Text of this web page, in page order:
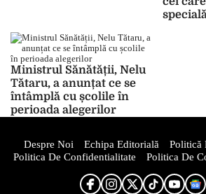
Ministrul Sănătății, Nelu
Tătaru, a anunțat ce se
întâmplă cu școlile în
perioada alegerilor
Despre Noi Echipa Editorială Politică
Politica De Confidentialitate
Politica De